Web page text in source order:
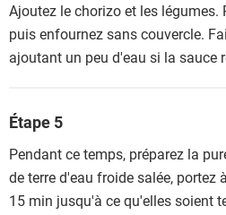
Ajoutez le chorizo et les légumes.
puis enfournez sans couvercle.
ajoutant un peu d'eau si la sauce
Étape 5
Pendant ce temps, préparez la
de terre d'eau froide salée, portez
15 min jusqu'à ce qu'elles soient